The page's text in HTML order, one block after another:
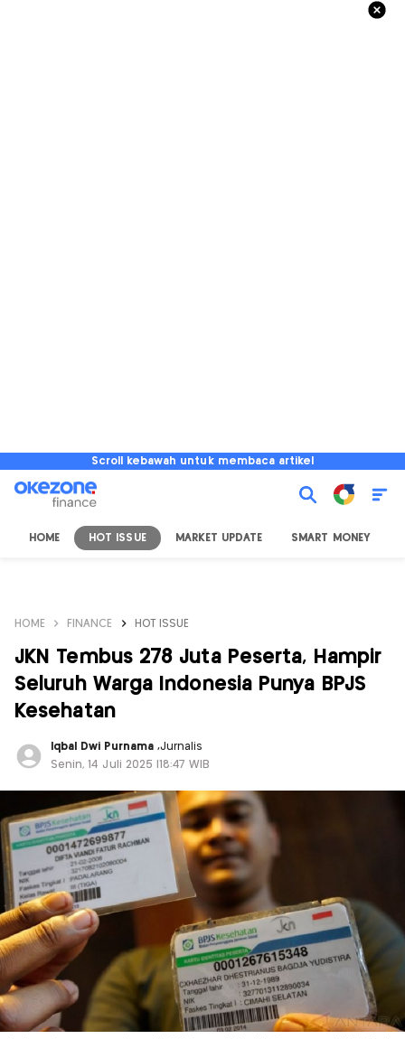
Scroll kebawah untuk membaca artikel
HOME HOT ISSUE MARKET UPDATE SMART MONEY
HOME FINANCE HOT ISSUE
JKN Tembus 278 Juta Peserta, Hampir
Seluruh Warga Indonesia Punya BPJS
Kesehatan
Iqbal Dwi Purnama ,Jurnalis
Senin, 14 Juli 2025 |18:47 WIB